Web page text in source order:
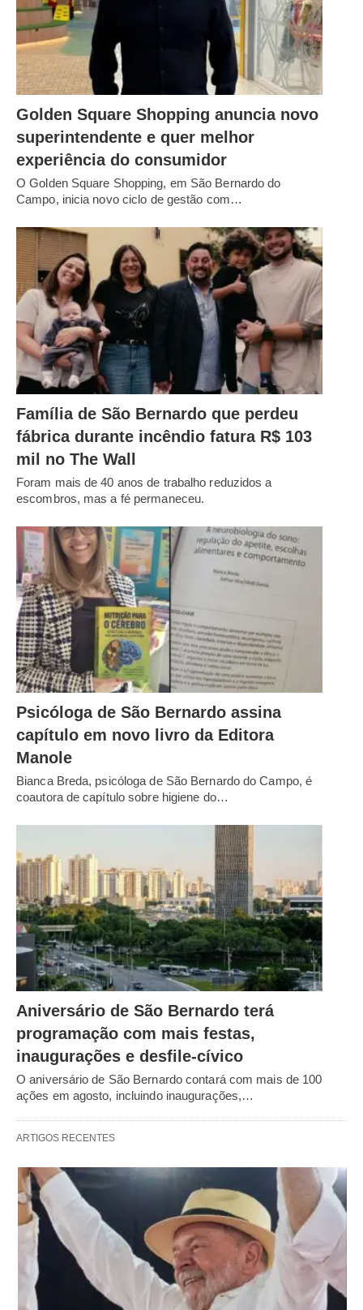
Golden Square Shopping anuncia novo
superintendente e quer melhor
experiência do consumidor
O Golden Square Shopping, em São Bernardo do
Campo, inicia novo ciclo de gestão com…
Família de São Bernardo que perdeu
fábrica durante incêndio fatura R$ 103
mil no The Wall
Foram mais de 40 anos de trabalho reduzidos a
escombros, mas a fé permaneceu.
Psicóloga de São Bernardo assina
capítulo em novo livro da Editora
Manole
Bianca Breda, psicóloga de São Bernardo do Campo, é
coautora de capítulo sobre higiene do…
Aniversário de São Bernardo terá
programação com mais festas,
inaugurações e desfile-cívico
O aniversário de São Bernardo contará com mais de 100
ações em agosto, incluindo inaugurações,…
ARTIGOS RECENTES